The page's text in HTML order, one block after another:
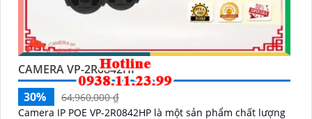
CAMERA VP-2R0842HP
30%
64,960,000 ₫
Camera IP POE VP-2R0842HP là một sản phẩm chất lượng